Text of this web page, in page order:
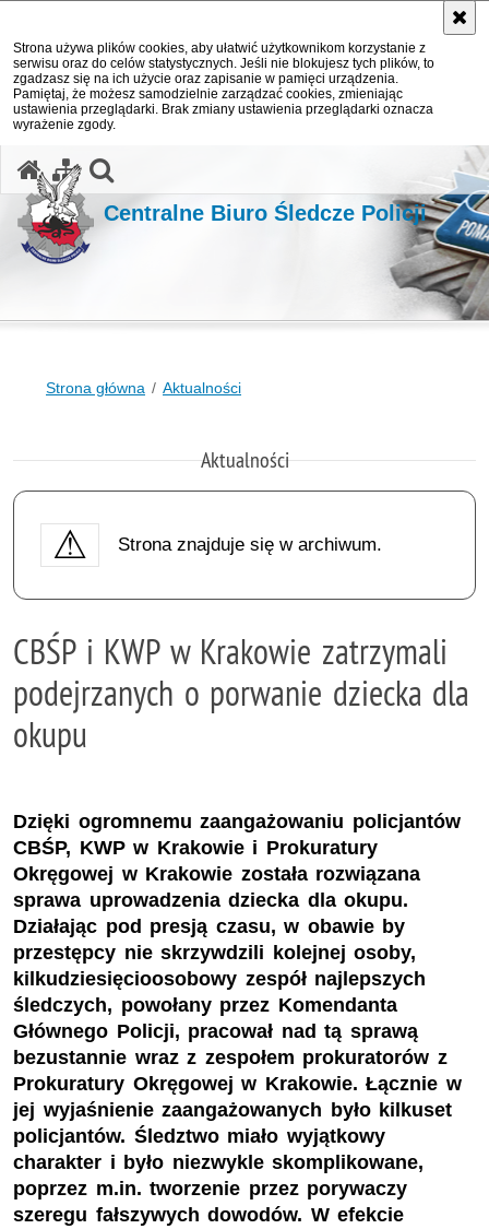
Strona używa plików cookies, aby ułatwić użytkownikom korzystanie z
serwisu oraz do celów statystycznych. Jeśli nie blokujesz tych plików, to
zgadzasz się na ich użycie oraz zapisanie w pamięci urządzenia.
Pamiętaj, że możesz samodzielnie zarządzać cookies, zmieniając
ustawienia przeglądarki. Brak zmiany ustawienia przeglądarki oznacza
wyrażenie zgody.
Centralne Biuro Śledcze Policji
Strona główna Aktualności
Aktualności
Strona znajduje się w archiwum.
CBŚP i KWP w Krakowie zatrzymali
podejrzanych o porwanie dziecka dla
okupu
Dzięki ogromnemu zaangażowaniu policjantów
CBŚP, KWP w Krakowie i Prokuratury
Okręgowej w Krakowie została rozwiązana
sprawa uprowadzenia dziecka dla okupu.
Działając pod presją czasu, w obawie by
przestępcy nie skrzywdzili kolejnej osoby,
kilkudziesięcioosobowy zespół najlepszych
śledczych, powołany przez Komendanta
Głównego Policji, pracował nad tą sprawą
bezustannie wraz z zespołem prokuratorów z
Prokuratury Okręgowej w Krakowie. Łącznie w
jej wyjaśnienie zaangażowanych było kilkuset
policjantów. Śledztwo miało wyjątkowy
charakter i było niezwykle skomplikowane,
poprzez m.in. tworzenie przez porywaczy
szeregu fałszywych dowodów. W efekcie